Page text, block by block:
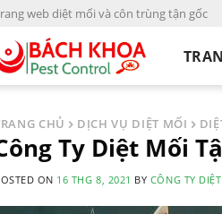
web diệt mối và côn trùng tận gốc
CHỦ DỊCH VỤ DIỆT MỐI
Ty Diệt Mối
ON 16 THG 8, 2021 BY CÔNG TY